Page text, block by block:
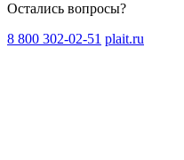
Остались вопросы?
8 800 302-02-51 plait.ru